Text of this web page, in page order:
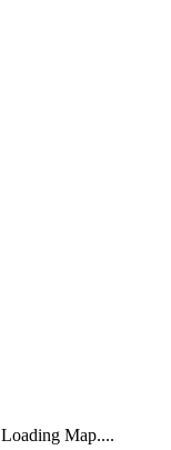
Loading Map....